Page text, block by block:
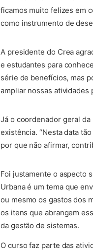
ficamos muito felizes em
como instrumento de
(abre em nova aba)
A presidente do Crea
e estudantes para
série de benefícios, mas
ampliar nossas atividades
(abre em nova aba)
Já o coordenador geral
existência. “Nesta data
por que não afirmar,
(abre em nova aba)
Foi justamente o aspecto
Urbana é um tema que
ou mesmo os gastos dos
os itens que abrangem
da gestão de sistemas.
O curso faz parte das